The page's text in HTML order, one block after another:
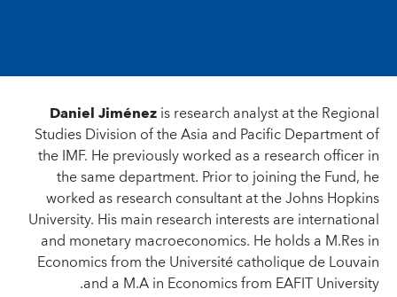
Daniel Jiménezis research analyst at the Regional
Studies Division of the Asia and Pacific Department of
the IMF. He previously worked as a research officer in
the same department. Prior to joining the Fund, he
worked as research consultant at the Johns Hopkins
University. His main research interests are international
and monetary macroeconomics. He holds a M.Res in
Economics from the Université catholique de Louvain
and a M.A in Economics from EAFIT University.